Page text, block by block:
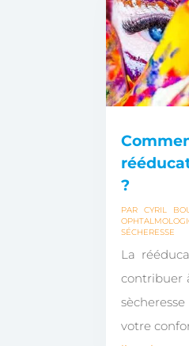
?
PARCYRIL
SÉCHERESSE
La
contribuer
votre